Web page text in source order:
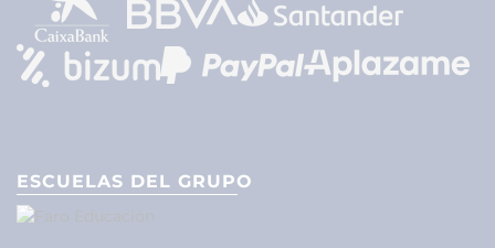
ESCUELAS DEL GRUPO